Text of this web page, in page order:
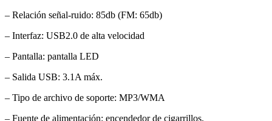
– Relación señal-ruido: 85db (FM: 65db)
– Interfaz: USB2.0 de alta velocidad
– Pantalla: pantalla LED
– Salida USB: 3.1A máx.
– Tipo de archivo de soporte: MP3/WMA
– Fuente de alimentación: encendedor de cigarrillos.